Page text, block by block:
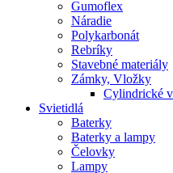
Gumoflex
Náradie
Polykarbonát
Rebríky
Stavebné materiály
Zámky, Vložky
Cylindrické
Svietidlá
Baterky
Baterky a lampy
Čelovky
Lampy